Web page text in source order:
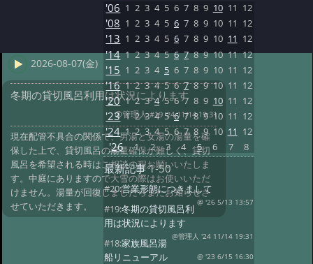
2026-08-07(金)
冬期の貸切風呂利用は状況によります
@管理人#19 '24 11/14 19:31
現在配管不具合の関係で、男湯と女湯の湯量を確
保した上で、貸切風呂の湯量確保が難しく、貸切
風呂を希望される時はご相談の程お願いいたしま
す。中庭にありますので大雪の際はお使いいただ
けません。湯量が回復しましたらまたお知らせさ
せていただきます。
'06 1 2 3 4 5 6 7 8 9 10 11 12
'08 1 2 3 4 5 6 7 8 9 10 11 12
'13 1 2 3 4 5 6 7 8 9 10 11 12
'14 1 2 3 4 5 6 7 8 9 10 11 12
'15 1 2 3 4 5 6 7 8 9 10 11 12
'16 1 2 3 4 5 6 7 8 9 10 11 12
'20 1 2 3 4 5 6 7 8 9 10 11 12
'23 1 2 3 4 5 6 7 8 9 10 11 12
'24 1 2 3 4 5 6 7 8 9 10 11 12
'26 1 2 3 4 5 6 7 8
最新記事1-50
#20:営業形態につきまして
@ '26 5/13 13:57
#19:冬期の貸切風呂利
用は状況によります
@管理人 '24 11/14 19:31
#18:家族風呂湯
船リニューアル
@ '23 6/15 16:30